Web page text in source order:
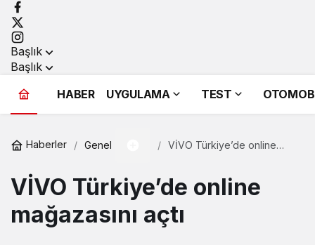
Başlık
Başlık
HABER
UYGULAMA TEST
Haberler Genel
VİVO Türkiye’de online
VİVO Türkiye’de online
mağazasını açtı